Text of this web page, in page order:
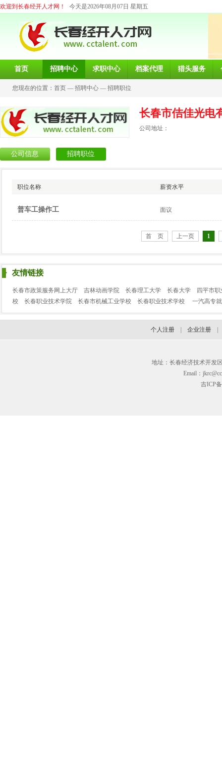
欢迎到长春经开人才网！ 今天是2026年08月07日 星期五
首页 招聘中心 求职中心 档案代理 猎头服务
您现在的位置： 首页 — 招聘中心 — 招聘职位
长春市佶佳光电
公司地址：
公司信息 招聘职位
职位名称 薪资水平
普车工操作工 面议
首 页 上一页 1
友情链接
长春市政策服务网上大厅 吉林动画学院 长春理工大学 长春大学
四平市
校
长春职业技术学院 长春市机械工业学校 长春职业技术学校 一汽高专
个人注册 企业注册
地址：长春经济技术开发
Email：
吉ICP